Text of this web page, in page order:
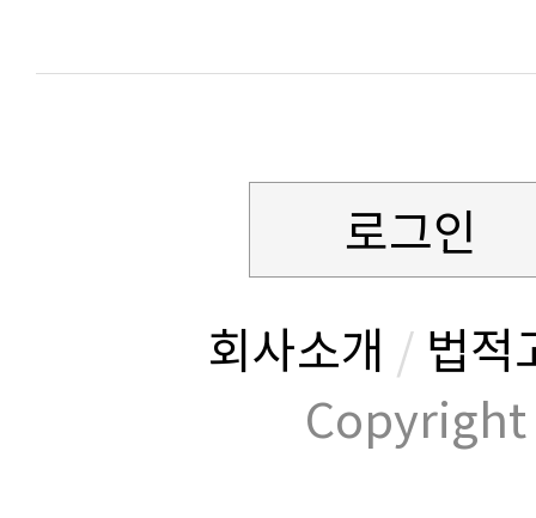
로그인
회사소개 / 법적
Copyright